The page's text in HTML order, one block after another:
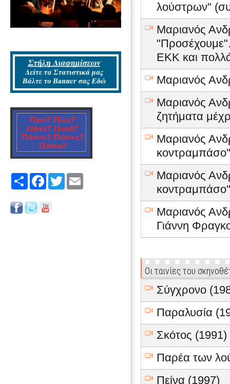
Share FacebookTwitter
λούστρων"
Μαριανός
ΕΚΚ και
Μαριανός
Μαριανός
ζητήματα
Μαριανός
Μαριανός
Μαριανός
Γιάννη
Οι ταινίες του
Σύγχρονο
Παραλυσία
Σκότος (1991)
Παρέα των
Πείνα (1997)